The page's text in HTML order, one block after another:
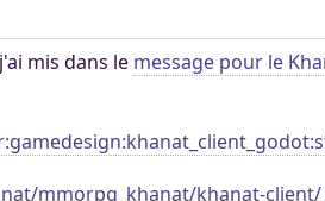
mis dans le message pour le
mmorpg_khanat/khanat-client/